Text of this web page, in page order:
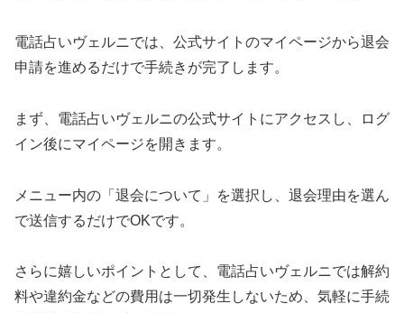
電話占いヴェルニでは、公式サイトのマイページから退会
申請を進めるだけで手続きが完了します。
まず、電話占いヴェルニの公式サイトにアクセスし、ログ
イン後にマイページを開きます。
メニュー内の「退会について」を選択し、退会理由を選ん
で送信するだけでOKです。
さらに嬉しいポイントとして、電話占いヴェルニでは解約
料や違約金などの費用は一切発生しないため、気軽に手続